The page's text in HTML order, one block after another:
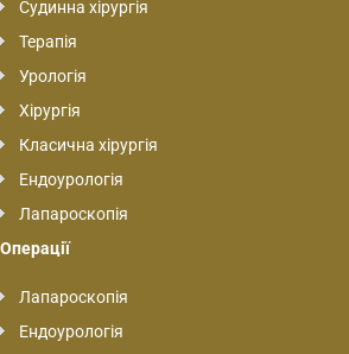
Судинна хірургія
Терапія
Урологія
Хірургія
Класична хірургія
Ендоурологія
Лапароскопія
Операції
Лапароскопія
Ендоурологія